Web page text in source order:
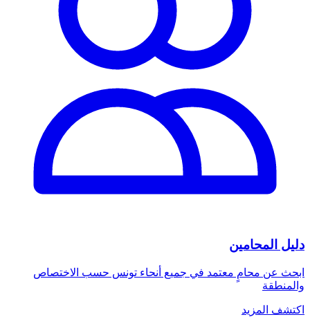
دليل المحامين
ابحث عن محامٍ معتمد في جميع أنحاء تونس حسب الاختصاص
والمنطقة
اكتشف المزيد